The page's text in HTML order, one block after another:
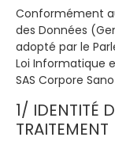
Conformément
des Données
adopté par le
Loi Informatique
SAS Corpore
1/ IDENTITÉ
TRAITEMENT